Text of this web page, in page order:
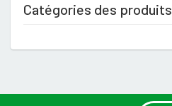
Catégories des produits